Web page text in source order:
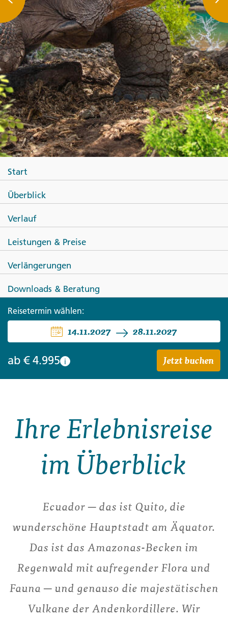
Ecuador und Galápagos zum
Kennenlernen
Start
Überblick
Verlauf
Leistungen & Preise
Verlängerungen
Downloads & Beratung
Reisetermin wählen:
14.11.2027 28.11.2027
ab € 4.995 i Jetzt buchen
Ihre Erlebnisreise
im Überblick
Ecuador ─ das ist Quito, die
wunderschöne Hauptstadt am Äquator.
Das ist das Amazonas-Becken im
Regenwald mit aufregender Flora und
Fauna ─ und genauso die majestätischen
Vulkane der Andenkordillere. Wir